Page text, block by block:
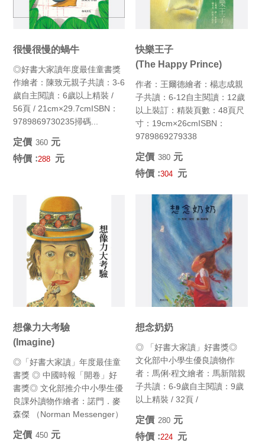
很慢很慢的蝸牛
◎好書大家讀年度最佳童書獎
作繪者：陳致元親子共讀：3-6
歲自主閱讀：6歲以上精裝 /
56頁 / 21cm×29.7cmISBN：
9789869730235掃碼...
定價﹕360 元
特價﹕288 元
快樂王子
(The Happy Prince)
作者：王爾德繪者：楊志成親
子共讀：6-12自主閱讀：12歲
以上裝訂：精裝頁數：48頁尺
寸：19cm×26cmISBN：
9789869279338
定價﹕380 元
特價﹕304 元
想像力大考驗
(Imagine)
◎「好書大家讀」年度最佳童
書獎 ◎ 中國時報「開卷」好
書獎◎ 文化部推介中小學生優
良課外讀物作繪者：諾門．麥
森傑 （Norman Messenger）
定價﹕450 元
想念奶奶
◎ 「好書大家讀」好書獎◎
文化部中小學生優良讀物作
者：馬俐‧程文繪者：馬新階親
子共讀：6-9歲自主閱讀：9歲
以上精裝 / 32頁 /
定價﹕280 元
特價﹕224 元